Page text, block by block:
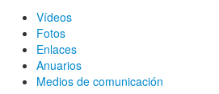
Vídeos
Fotos
Enlaces
Anuarios
Medios de comunicación